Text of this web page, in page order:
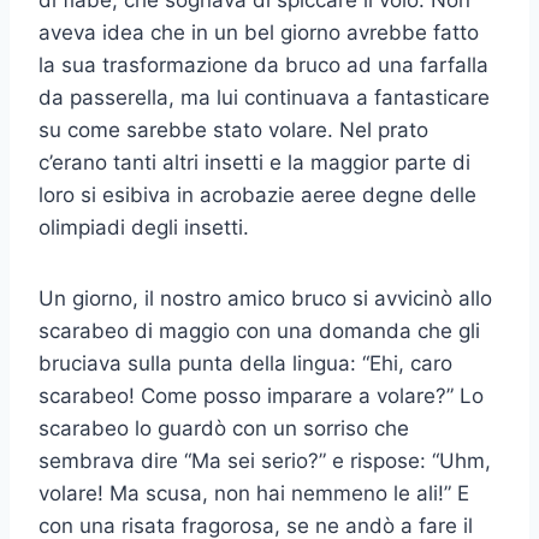
aveva idea che in un bel giorno avrebbe fatto
la sua trasformazione da bruco ad una farfalla
da passerella, ma lui continuava a fantasticare
su come sarebbe stato volare. Nel prato
c’erano tanti altri insetti e la maggior parte di
loro si esibiva in acrobazie aeree degne delle
olimpiadi degli insetti.
Un giorno, il nostro amico bruco si avvicinò allo
scarabeo di maggio con una domanda che gli
bruciava sulla punta della lingua: “Ehi, caro
scarabeo! Come posso imparare a volare?” Lo
scarabeo lo guardò con un sorriso che
sembrava dire “Ma sei serio?” e rispose: “Uhm,
volare! Ma scusa, non hai nemmeno le ali!” E
con una risata fragorosa, se ne andò a fare il